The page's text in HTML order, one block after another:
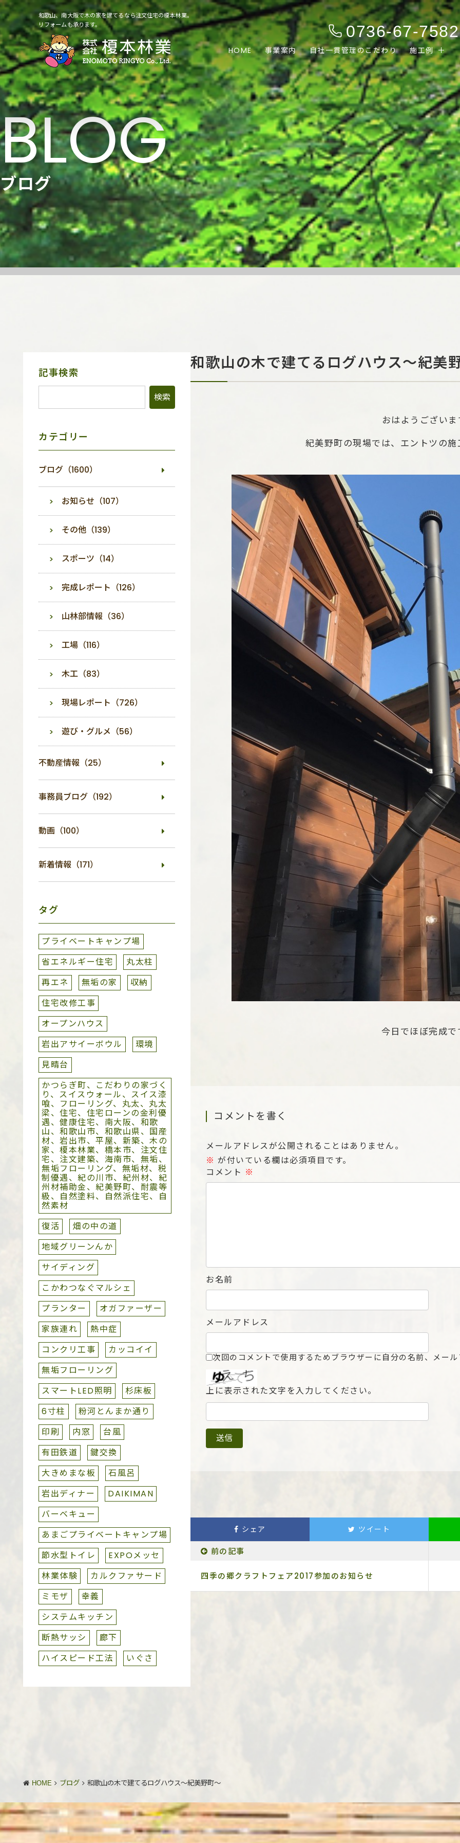
和歌山、南大阪で木の家を建てるなら注文住宅の榎本林業。
リフォームも承ります。
0736-67-7582
HOME 事業案内 自社一貫管理のこだわり 施工例
ブログ
和歌山の木で建てるログハウス～紀美
おはようございま
紀美野町の現場では、エントツの
今日でほぼ完成で
コメントを書く
メールアドレスが公開されることはありません。
※ が付いている欄は必須項目です。
コメント ※
お名前
メールアドレス
次回のコメントで使用するためブラウザーに自分の名前、メー
上に表示された文字を入力してください。
シェア ツイート
前の記事
四季の郷クラフトフェア2017参加のお知らせ
サ
ニ
記事検索
カテゴリー
ブログ（1600）
お知らせ（107）
その他（139）
スポーツ（14）
完成レポート（126）
山林部情報（36）
工場（116）
木工（83）
現場レポート（726）
遊び・グルメ（56）
不動産情報（25）
事務員ブログ（192）
動画（100）
新着情報（171）
タグ
プライベートキャンプ場
省エネルギー住宅
丸太柱
再エネ
無垢の家
収納
住宅改修工事
オープンハウス
岩出アサイーボウル
環境
見晴台
かつらぎ町、こだわりの家づく
り、スイスウォール、スイス漆
喰、フローリング、丸太、丸太
梁、住宅、住宅ローンの金利優
遇、健康住宅、南大阪、和歌
山、和歌山市、和歌山県、国産
材、岩出市、平屋、新築、木の
家、榎本林業、橋本市、注文住
宅、注文建築、海南市、無垢、
無垢フローリング、無垢材、税
制優遇、紀の川市、紀州材、紀
州材補助金、紀美野町、耐震等
級、自然塗料、自然派住宅、自
然素材
復活
畑の中の道
地域グリーンんか
サイディング
こかわつなぐマルシェ
プランター
オガファーザー
家族連れ
熱中症
コンクリ工事
カッコイイ
無垢フローリング
スマートLED照明
杉床板
6寸柱
粉河とんまか通り
印刷
内窓
台風
有田鉄道
鍵交換
大きめまな板
石風呂
岩出ディナー
DAIKIMAN
バーベキュー
あまごプライベートキャンプ場
節水型トイレ
EXPOメッセ
林業体験
カルクファサード
ミモザ
幸義
システムキッチン
断熱サッシ
廊下
ハイスピード工法
いぐさ
HOME ブログ 和歌山の木で建てるログハウス～紀美野町～